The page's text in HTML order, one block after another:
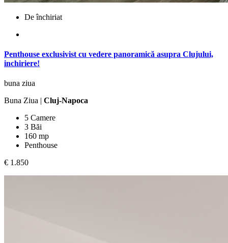
De închiriat
Penthouse exclusivist cu vedere panoramică asupra Clujului,
inchiriere!
buna ziua
Buna Ziua | Cluj-Napoca
5 Camere
3 Băi
160 mp
Penthouse
€ 1.850